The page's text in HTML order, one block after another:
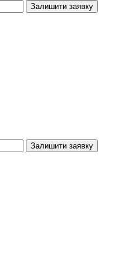
Залишити заявку
Залишити заявку